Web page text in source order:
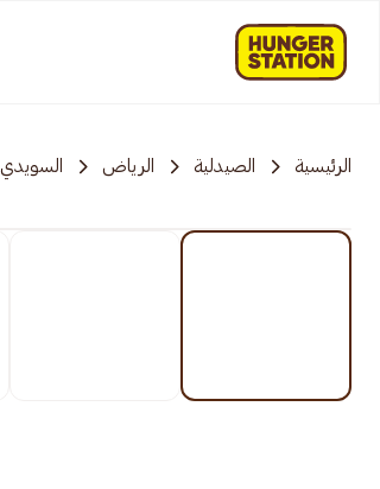
الرئيسية الصيدلية الرياض السويدي